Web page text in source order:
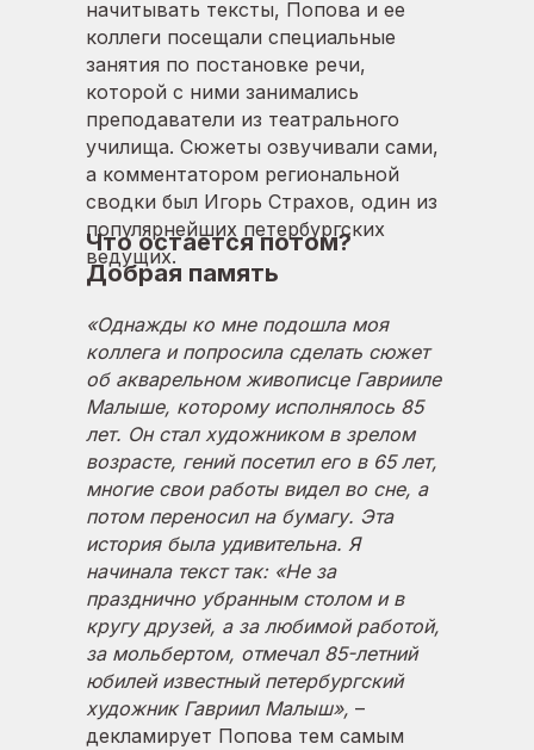
«Однажды ко мне подошла моя
коллега и попросила сделать сюжет
об акварельном живописце Гаврииле
Малыше, которому исполнялось 85
лет. Он стал художником в зрелом
возрасте, гений посетил его в 65 лет,
многие свои работы видел во сне, а
потом переносил на бумагу. Эта
история была удивительна. Я
начинала текст так: «Не за
празднично убранным столом и в
кругу друзей, а за любимой работой,
за мольбертом, отмечал 85-летний
юбилей известный петербургский
художник Гавриил Малыш», –
декламирует Попова тем самым
Что остается потом?
Добрая память
начитывать тексты, Попова и ее
коллеги посещали специальные
занятия по постановке речи,
которой с ними занимались
преподаватели из театрального
училища. Сюжеты озвучивали сами,
а комментатором региональной
сводки был Игорь Страхов, один из
популярнейших петербургских
ведущих.